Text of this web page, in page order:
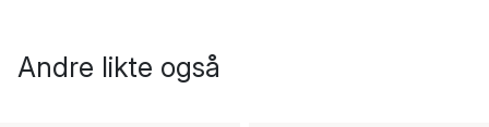
Andre likte også